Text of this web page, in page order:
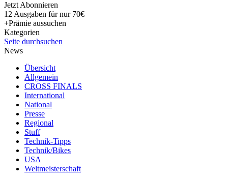
Jetzt Abonnieren
12 Ausgaben für nur 70€
+Prämie aussuchen
Kategorien
Seite durchsuchen
News
Übersicht
Allgemein
CROSS FINALS
International
National
Presse
Regional
Stuff
Technik-Tipps
Technik/Bikes
USA
Weltmeisterschaft